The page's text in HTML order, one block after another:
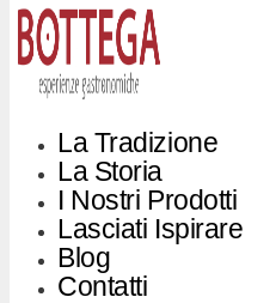
La Tradizione
La Storia
I Nostri Prodotti
Lasciati Ispirare
Blog
Contatti